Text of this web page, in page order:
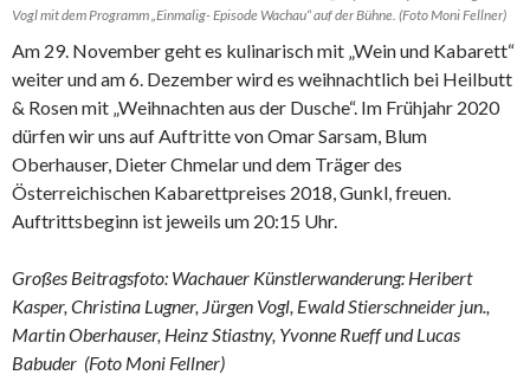
Vogl mit dem Programm „Einmalig- Episode Wachau“ auf der Bühne. (Foto Moni Fellner)
Am 29. November geht es kulinarisch mit „Wein und Kabarett“
weiter und am 6. Dezember wird es weihnachtlich bei Heilbutt
& Rosen mit „Weihnachten aus der Dusche“. Im Frühjahr 2020
dürfen wir uns auf Auftritte von Omar Sarsam, Blum
Oberhauser, Dieter Chmelar und dem Träger des
Österreichischen Kabarettpreises 2018, Gunkl, freuen.
Auftrittsbeginn ist jeweils um 20:15 Uhr.
Großes Beitragsfoto: Wachauer Künstlerwanderung: Heribert
Kasper, Christina Lugner, Jürgen Vogl, Ewald Stierschneider jun.,
Martin Oberhauser, Heinz Stiastny, Yvonne Rueff und Lucas
Babuder (Foto Moni Fellner)